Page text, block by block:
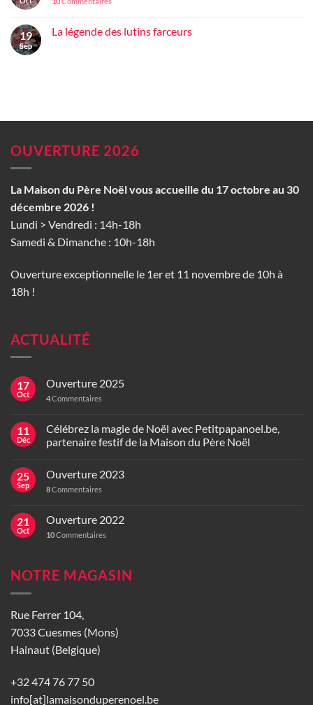
19
Sep
La légende des lutins farceurs
OUVERTURE 2026
La Maison du Père Noël vous accueille du 17 octobre au 30
décembre 2026 !
Lundi > Vendredi : 14h-18h
Samedi & Dimanche : 10h-18h
Ouverture exceptionnelle le 1er et 11 novembre de 10h à
18h !
ACTUALITÉ
17
Oct
Ouverture 2025
4Commentaires
11
Déc
Célébrez la magie de Noël avec Petitpapanoel.be,
partenaire festif de la Maison du Père Noël
25
Sep
Ouverture 2023
8Commentaires
21
Oct
Ouverture 2022
10Commentaires
NOTRE MAGASIN
Rue Ferrer 104,
7033 Cuesmes (Mons)
Hainaut (Belgique)
+32 474 76 77 50
info[at]lamaisonduperenoel.be